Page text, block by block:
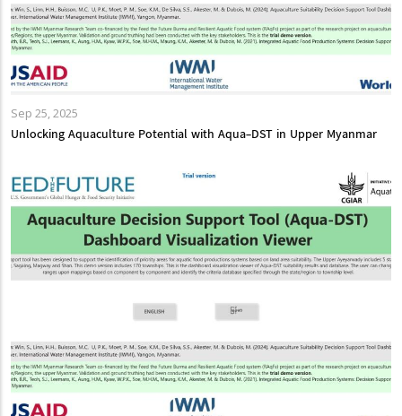
Sep 25, 2025
Unlocking Aquaculture Potential with Aqua-DST in Upper Myanmar